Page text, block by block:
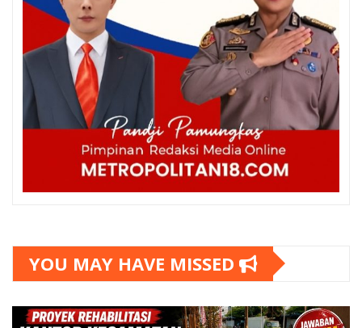
YOU MAY HAVE MISSED